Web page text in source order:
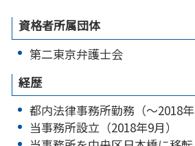
資格者所属団体
第二東京弁護士会
経歴
都内法律事務所勤務（～2018年
当事務所設立（2018年9月）